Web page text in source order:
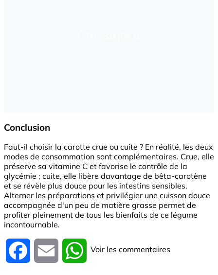
Conclusion
Faut-il choisir la carotte crue ou cuite ? En réalité, les deux
modes de consommation sont complémentaires. Crue, elle
préserve sa vitamine C et favorise le contrôle de la
glycémie ; cuite, elle libère davantage de bêta-carotène
et se révèle plus douce pour les intestins sensibles.
Alterner les préparations et privilégier une cuisson douce
accompagnée d'un peu de matière grasse permet de
profiter pleinement de tous les bienfaits de ce légume
incontournable.
Facebook Email WhatsApp
Voir les commentaires